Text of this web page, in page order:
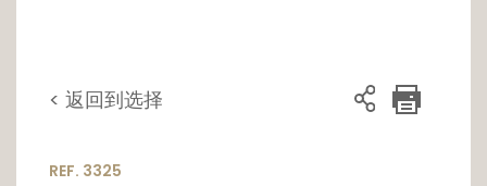
< 返回到选择
REF. 3325